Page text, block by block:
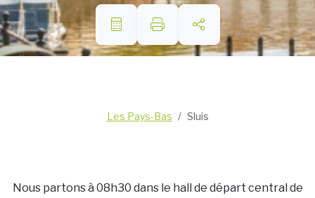
Les Pays-Bas Sluis
Nous partons à 08h30 dans le hall de départ central de